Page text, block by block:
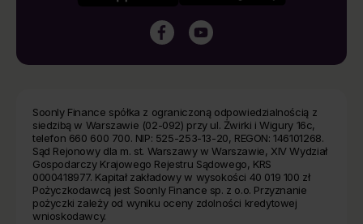
Soonly Finance spółka z ograniczoną odpowiedzialnością z
siedzibą w Warszawie (02-092) przy ul. Żwirki i Wigury 16c,
telefon 660 600 700. NIP: 525-253-13-20, REGON: 146101268.
Sąd Rejonowy dla m. st. Warszawy w Warszawie, XIV Wydział
Gospodarczy Krajowego Rejestru Sądowego, KRS
0000418977. Kapitał zakładowy w wysokości 40 019 100 zł
Pożyczkodawcą jest Soonly Finance sp. z o.o. Przyznanie
pożyczki zależy od wyniku oceny zdolności kredytowej
wnioskodawcy.